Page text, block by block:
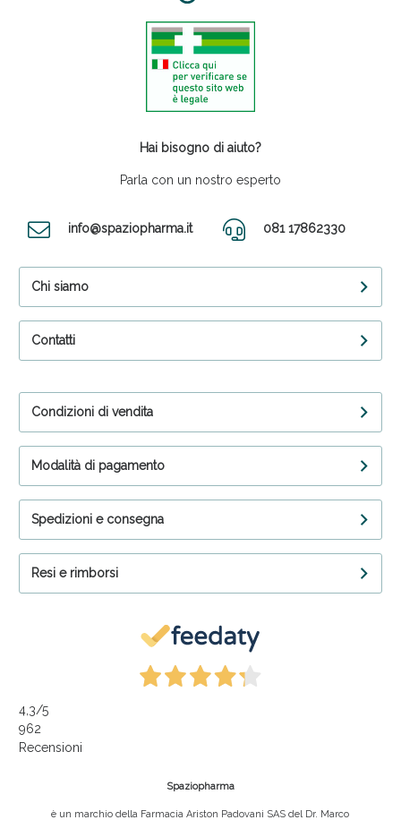
Hai bisogno di aiuto?
Parla con un nostro esperto
info@spaziopharma.it 081 17862330
Chi siamo
Contatti
Condizioni di vendita
Modalità di pagamento
Spedizioni e consegna
Resi e rimborsi
4,3/5
962
Recensioni
Spaziopharma
è un marchio della Farmacia Ariston Padovani SAS del Dr. Marco